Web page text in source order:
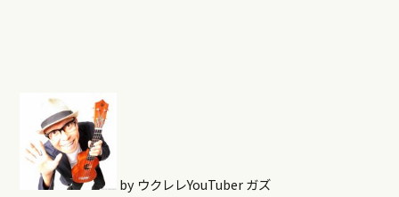
by ウクレレYouTuber ガズ